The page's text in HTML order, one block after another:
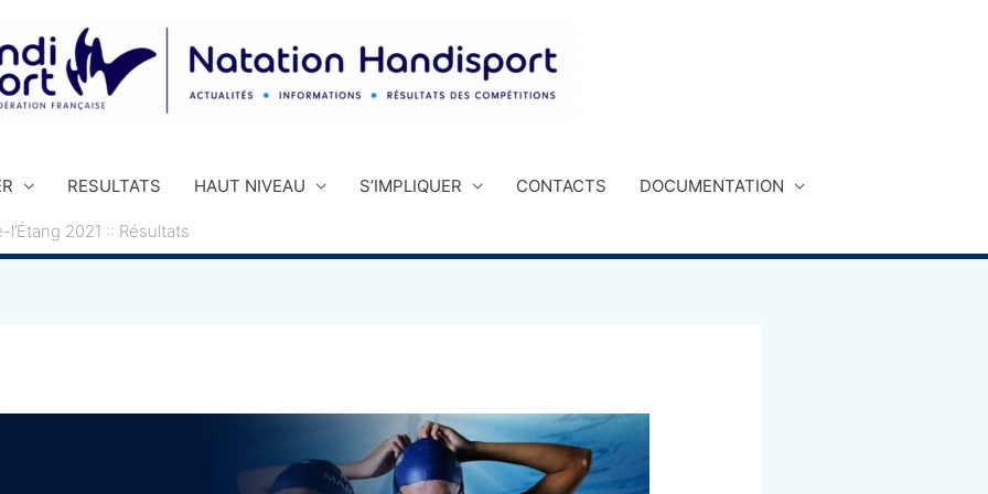
RESULTATS HAUT NIVEAU S’IMPLIQUER CONTACTS DOCUMENTATION
2021 :: Résultats